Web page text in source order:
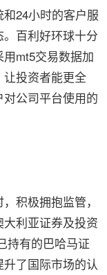
24小时的客户服
百利好环球十分
mt5交易数据加
投资者能更全
公司平台使用的
积极拥抱监管，
利亚证券及投资
持有的巴哈马证
了国际市场的认